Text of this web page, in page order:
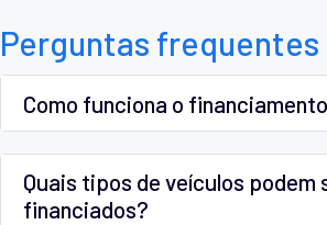
Perguntas frequentes
Como funciona o
Quais tipos de veículos podem
financiados?